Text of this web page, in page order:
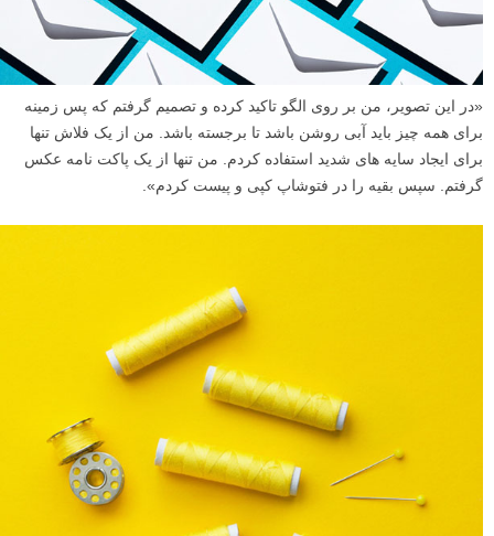
«در این تصویر، من بر روی الگو تاکید کرده و تصمیم گرفتم که پس زمینه
برای همه چیز باید آبی روشن باشد تا برجسته باشد. من از یک فلاش تنها
برای ایجاد سایه های شدید استفاده کردم. من تنها از یک پاکت نامه عکس
گرفتم. سپس بقیه را در فتوشاپ کپی و پیست کردم».